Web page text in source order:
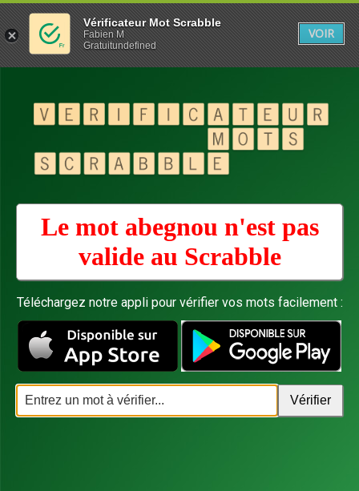
Le mot abegnou n'est pas
valide au Scrabble
Téléchargez notre appli pour vérifier vos mots facilement :
Vérificateur Mot Scrabble
Fabien M
Gratuitundefined
VOIR